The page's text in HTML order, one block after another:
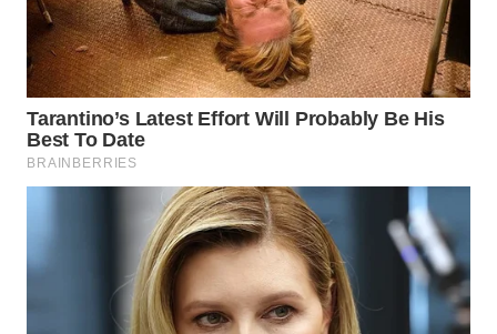
TENGAH
WN DELI
SERDANG
WN